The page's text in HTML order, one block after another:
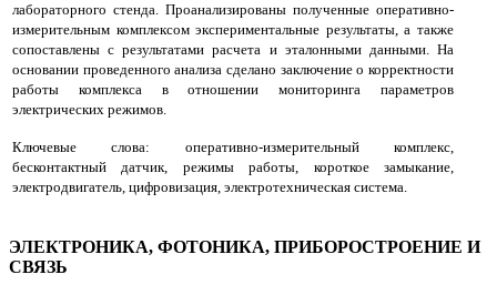
лабораторного стенда. Проанализированы полученные оперативно-
измерительным комплексом экспериментальные результаты, а также
сопоставлены с результатами расчета и эталонными данными. На
основании проведенного анализа сделано заключение о корректности
работы комплекса в отношении мониторинга параметров
электрических режимов.
Ключевые слова: оперативно-измерительный комплекс,
бесконтактный датчик, режимы работы, короткое замыкание,
электродвигатель, цифровизация, электротехническая система.
ЭЛЕКТРОНИКА, ФОТОНИКА, ПРИБОРОСТРОЕНИЕ И
СВЯЗЬ